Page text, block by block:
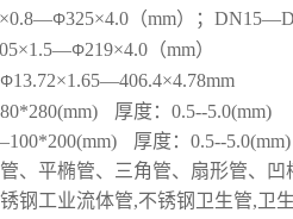
Φ325×4.0（mm）；
Φ219×4.0（mm）
Φ13.72×1.65—406.4×4.78mm
厚度：0.5--5.0(mm)
厚度：0.5--5.0(mm)
、平椭管、三角管、扇形管、
钢工业流体管,不锈钢卫生管,卫